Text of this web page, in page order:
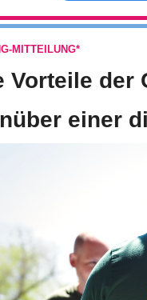
MITTEILUNG*
Vorteile der
einer